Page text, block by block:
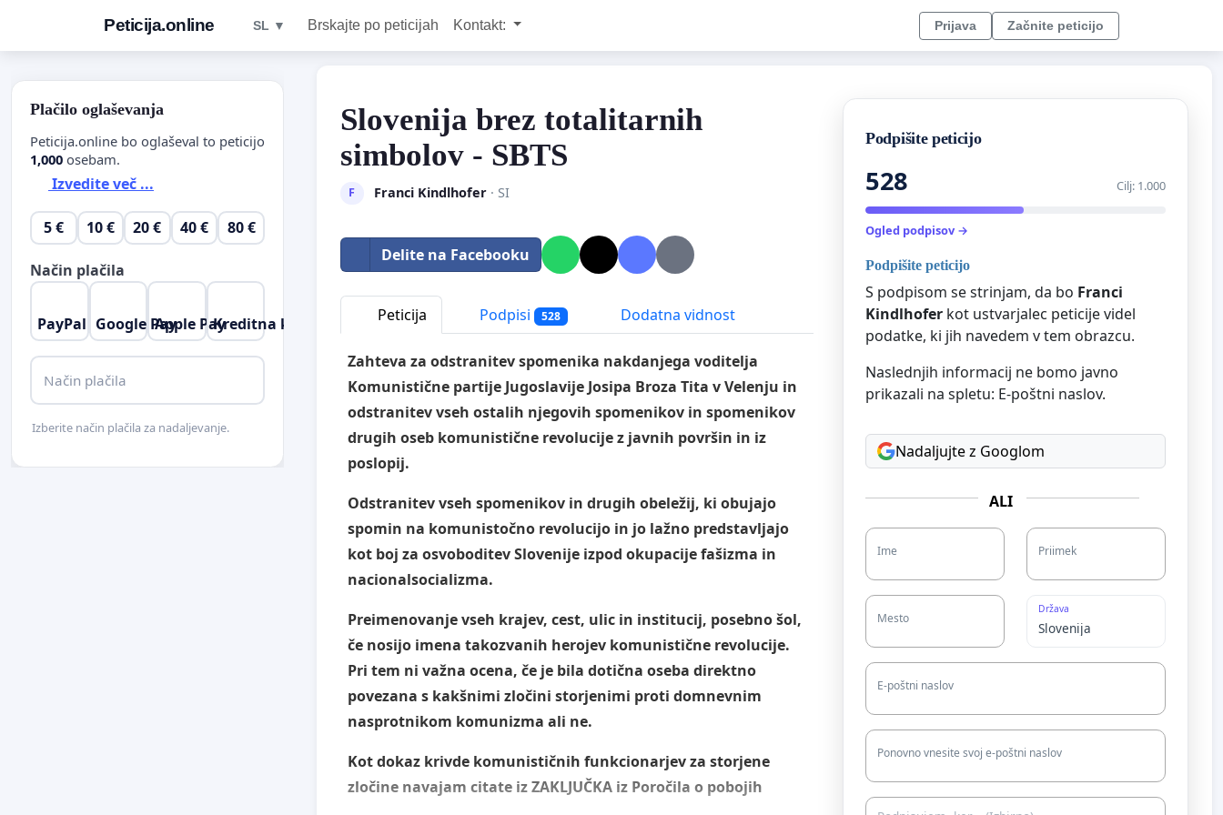
Peticija.online SL ▼ Brskajte po peticijah Kontakt: Prijava Začnite peticijo
Slovenija brez totalitarnih
simbolov - SBTS
F Franci Kindlhofer· SI
Delite na Facebooku
Peticija Podpisi 528 Dodatna vidnost
Zahteva za odstranitev spomenika nakdanjega voditelja
Komunistične partije Jugoslavije Josipa Broza Tita v Velenju in
odstranitev vseh ostalih njegovih spomenikov in spomenikov
drugih oseb komunistične revolucije z javnih površin in iz
poslopij.
Odstranitev vseh spomenikov in drugih obeležij, ki obujajo
spomin na komunistočno revolucijo in jo lažno predstavljajo
kot boj za osvoboditev Slovenije izpod okupacije fašizma in
nacionalsocializma.
Preimenovanje vseh krajev, cest, ulic in institucij, posebno šol,
če nosijo imena takozvanih herojev komunistične revolucije.
Pri tem ni važna ocena, če je bila dotična oseba direktno
povezana s kakšnimi zločini storjenimi proti domnevnim
nasprotnikom komunizma ali ne.
Kot dokaz krivde komunističnih funkcionarjev za storjene
zločine navajam citate iz ZAKLJUČKA iz Poročila o pobojih
Podpišite peticijo
528 Cilj: 1.000
Ogled podpisov →
Podpišite peticijo
S podpisom se strinjam, da bo Franci
Kindlhofer kot ustvarjalec peticije videl
podatke, ki jih navedem v tem obrazcu.
Naslednjih informacij ne bomo javno
prikazali na spletu: E-poštni naslov.
Nadaljujte z Googlom
ALI
Ime Priimek
Mesto
Država
E-poštni naslov
Ponovno vnesite svoj e-poštni naslov
Plačilo oglaševanja
Peticija.online bo oglaševal to peticijo
1,000 osebam.
Izvedite več ...
5 € 10 € 20 € 40 € 80 €
Način plačila
PayPal Google PayApple PayKreditna kartica
Način plačila
Izberite način plačila za nadaljevanje.